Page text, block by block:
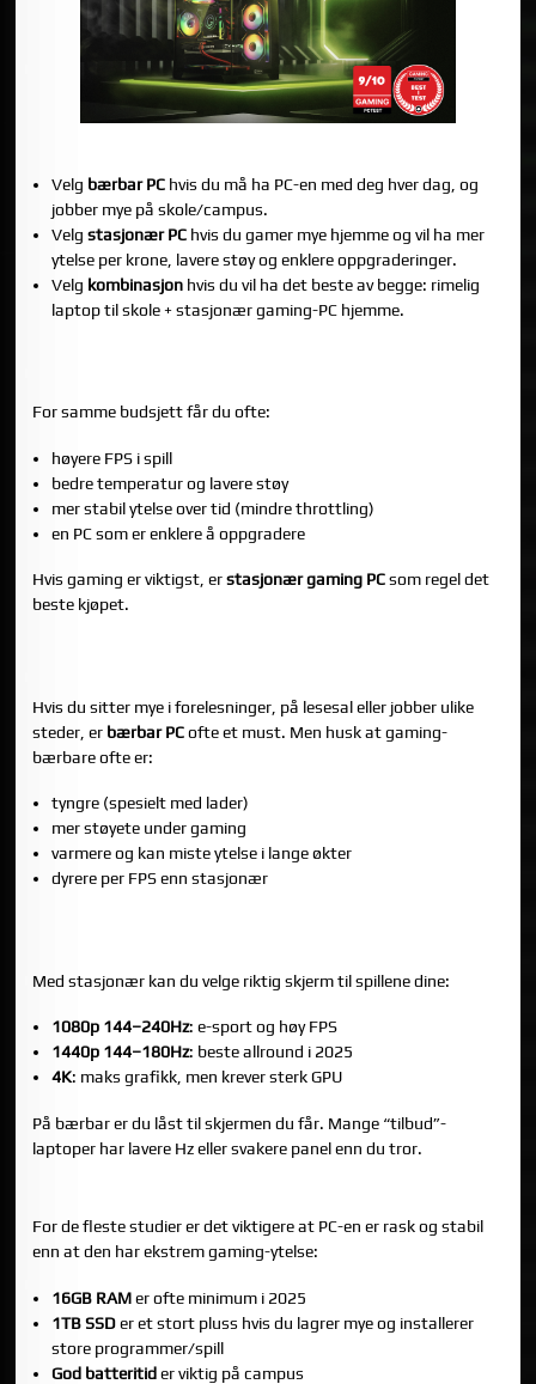
Velg bærbar PChvis du må ha PC-en med deg hver dag, og
jobber mye på skole/campus.
Velg stasjonær PChvis du gamer mye hjemme og vil ha mer
ytelse per krone, lavere støy og enklere oppgraderinger.
Velg kombinasjonhvis du vil ha det beste av begge: rimelig
laptop til skole + stasjonær gaming-PC hjemme.
For samme budsjett får du ofte:
høyere FPS i spill
bedre temperatur og lavere støy
mer stabil ytelse over tid (mindre throttling)
en PC som er enklere å oppgradere
Hvis gaming er viktigst, erstasjonær gaming PCsom regel det
beste kjøpet.
Hvis du sitter mye i forelesninger, på lesesal eller jobber ulike
steder, er bærbar PCofte et must. Men husk at gaming-
bærbare ofte er:
tyngre (spesielt med lader)
mer støyete under gaming
varmere og kan miste ytelse i lange økter
dyrere per FPS enn stasjonær
Med stasjonær kan du velge riktig skjerm til spillene dine:
1080p 144–240Hz: e-sport og høy FPS
1440p 144–180Hz: beste allround i 2025
4K: maks grafikk, men krever sterk GPU
På bærbar er du låst til skjermen du får. Mange “tilbud”-
laptoper har lavere Hz eller svakere panel enn du tror.
For de fleste studier er det viktigere at PC-en er rask og stabil
enn at den har ekstrem gaming-ytelse:
16GB RAMer ofte minimum i 2025
1TB SSDer et stort pluss hvis du lagrer mye og installerer
store programmer/spill
God batteritider viktig på campus